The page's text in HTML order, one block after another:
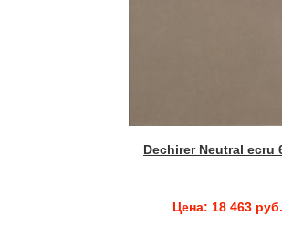
Dechirer Neutral ecru
Цена: 18 463 руб.